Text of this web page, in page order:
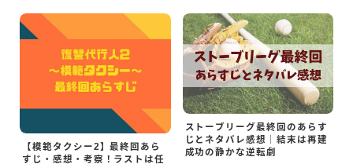
【模範タクシー2】最終回あら
すじ・感想・考察！ラストは任
ストーブリーグ最終回のあらす
じとネタバレ感想｜結末は再建
成功の静かな逆転劇